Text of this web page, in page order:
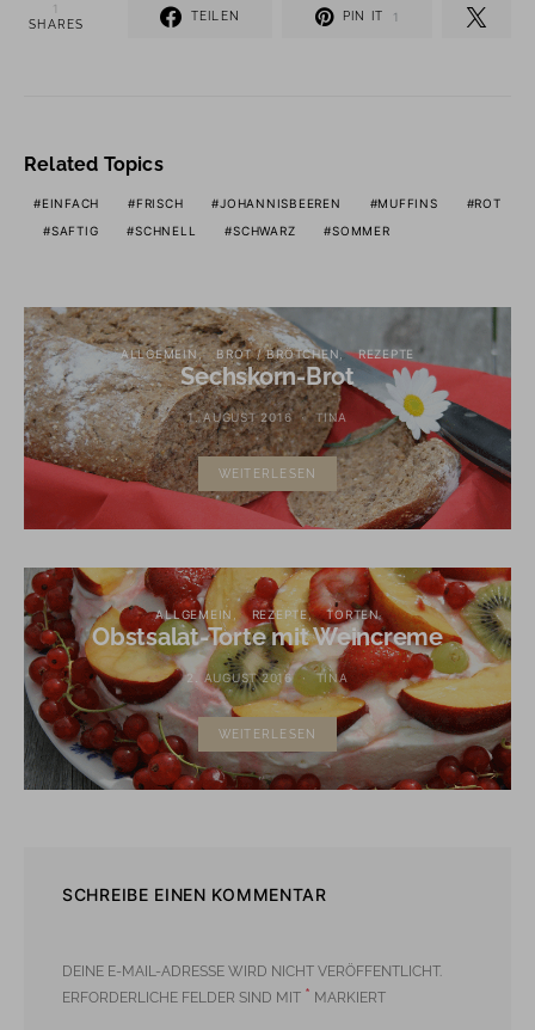
1
SHARES
TEILEN PIN IT 1
Related Topics
EINFACH FRISCH JOHANNISBEEREN MUFFINS
ROT
SAFTIG
SCHNELL SCHWARZ SOMMER
ALLGEMEIN BROT / BRÖTCHEN REZEPTE
Sechskorn-Brot
1. AUGUST 2016 TINA
WEITERLESEN
ALLGEMEIN REZEPTE TORTEN
Obstsalat-Torte mit Weincreme
2. AUGUST 2016 TINA
WEITERLESEN
SCHREIBE EINEN KOMMENTAR
DEINE E-MAIL-ADRESSE WIRD NICHT VERÖFFENTLICHT.
ERFORDERLICHE FELDER SIND MIT * MARKIERT